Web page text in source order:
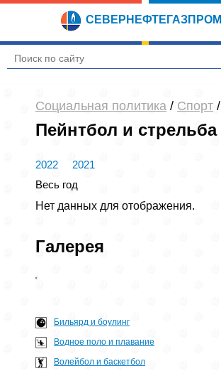
СЕВЕРНЕФТЕГАЗПРОМ
Социальная политика / Спорт /
Пейнтбол и стрельба
2022
2021
Весь год
Нет данных для отображения.
Галерея
Бильярд и боулинг
Водное поло и плавание
Волейбол и баскетбол